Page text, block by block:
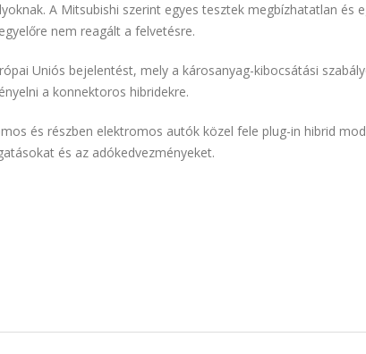
A Mitsubishi szerint egyes tesztek megbízhatatlan
nem reagált a felvetésre.
Uniós bejelentést, mely a károsanyag-kibocsátási
a konnektoros hibridekre.
és részben elektromos autók közel fele plug-in hibrid
és az adókedvezményeket.